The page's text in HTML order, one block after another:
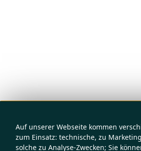
Auf unserer Webseite kommen
zum Einsatz: technische, zu
solche zu Analyse-Zwecken; Sie